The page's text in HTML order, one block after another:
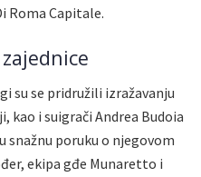
Roma Capitale.
su se pridružili izražavanju
i suigrači Andrea Budoia
snažnu poruku o njegovom
ekipa gđe Munaretto i